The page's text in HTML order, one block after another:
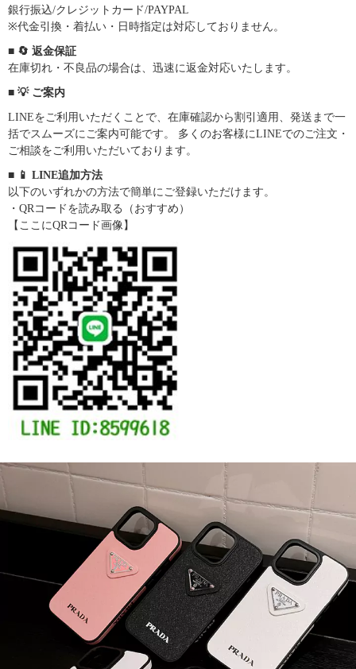
銀行振込/クレジットカード/PAYPAL
※代金引換・着払い・日時指定は対応しておりません。
■ 🔄 返金保証
在庫切れ・不良品の場合は、迅速に返金対応いたします。
■ 💡 ご案内
LINEをご利用いただくことで、在庫確認から割引適用、発送まで一
括でスムーズにご案内可能です。 多くのお客様にLINEでのご注文・
ご相談をご利用いただいております。
■ 📱 LINE追加方法
以下のいずれかの方法で簡単にご登録いただけます。
・QRコードを読み取る（おすすめ）
【ここにQRコード画像】